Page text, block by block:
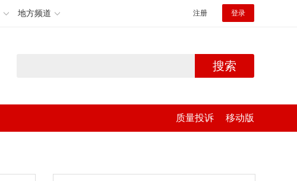
地方频道 注册 登录
搜索
质量投诉 移动版